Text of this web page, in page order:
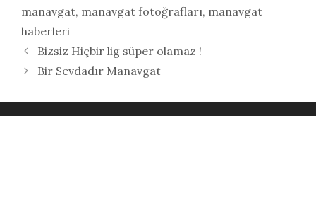
manavgat, manavgat fotoğrafları, manavgat
haberleri
Bizsiz Hiçbir lig süper olamaz !
Bir Sevdadır Manavgat